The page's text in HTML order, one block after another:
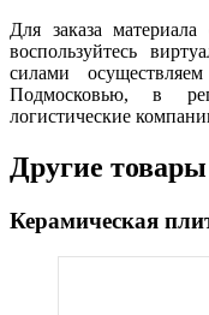
Для заказа
воспользуйтесь
силами
Подмосковью, в
логистические
Другие
Керамическая